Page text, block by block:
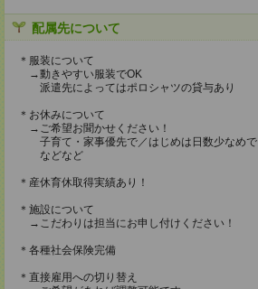
配属先について
＊服装について
→動きやすい服装でOK
派遣先によってはポロシャツの貸与あり
＊お休みについて
→ご希望お聞かせください！
子育て・家事優先で／はじめは日数少なめで
などなど
＊産休育休取得実績あり！
＊施設について
→こだわりは担当にお申し付けください！
＊各種社会保険完備
＊直接雇用への切り替え